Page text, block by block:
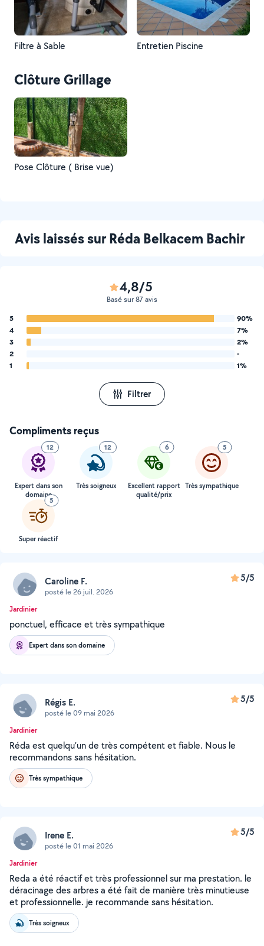
Filtre à Sable Entretien Piscine
Clôture Grillage
Pose Clôture ( Brise vue)
Avis laissés sur Réda Belkacem Bachir
4,8/5
Basé sur 87 avis
5
90%
4
7%
3
2%
2
-
1
1%
Filtrer
Compliments reçus
12
Expert dans son
domaine
12
Très soigneux
6
Excellent rapport
qualité/prix
5
Très sympathique
5
Super réactif
Caroline F.
posté le 26 juil. 2026
5/5
Jardinier
ponctuel, efficace et très sympathique
Expert dans son domaine
Régis E.
posté le 09 mai 2026
5/5
Jardinier
Réda est quelqu’un de très compétent et fiable. Nous le
recommandons sans hésitation.
Très sympathique
Irene E.
posté le 01 mai 2026
5/5
Jardinier
Reda a été réactif et très professionnel sur ma prestation. le
déracinage des arbres a été fait de manière très minutieuse
et professionnelle. je recommande sans hésitation.
Très soigneux